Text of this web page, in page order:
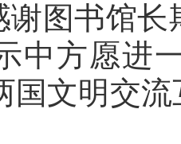
谢图书馆
中方愿进
国文明交